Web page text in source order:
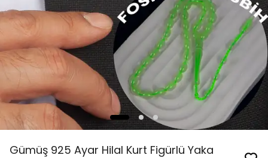
Gümüş 925 Ayar Hilal Kurt Figürlü Yaka